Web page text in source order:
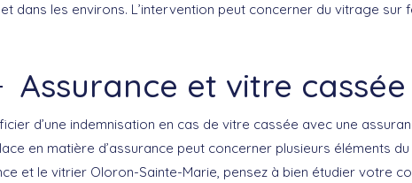
dans les environs. L’intervention peut concerner du vitrage sur
Assurance et vitre cassée
d’une indemnisation en cas de vitre cassée avec une
en matière d’assurance peut concerner plusieurs éléments
et le vitrier Oloron-Sainte-Marie, pensez à bien étudier votre